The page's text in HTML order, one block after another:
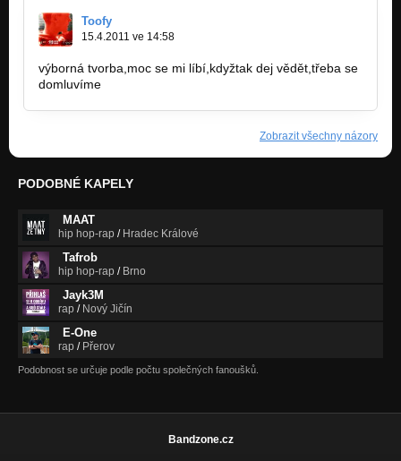
Toofy
15.4.2011 ve 14:58
výborná tvorba,moc se mi líbí,kdyžtak dej vědět,třeba se
domluvíme
Zobrazit všechny názory
PODOBNÉ KAPELY
MAAT
hip hop-rap / Hradec Králové
Tafrob
hip hop-rap / Brno
Jayk3M
rap / Nový Jičín
E-One
rap / Přerov
Podobnost se určuje podle počtu společných fanoušků.
Bandzone.cz